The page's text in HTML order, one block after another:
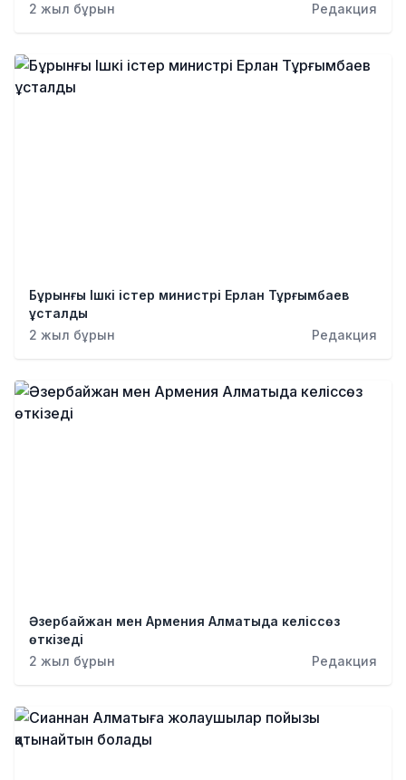
2 жыл бұрын
Редакция
Бұрынғы Ішкі істер министрі Ерлан Тұрғымбаев
ұсталды
2 жыл бұрын
Редакция
Әзербайжан мен Армения Алматыда келіссөз
өткізеді
2 жыл бұрын
Редакция